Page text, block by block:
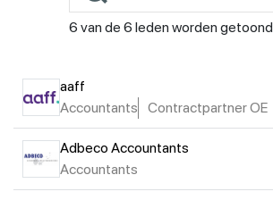
6 van de 6 leden worden getoond
aaff
Accountants
Contractpartner OE
Adbeco Accountants
Accountants